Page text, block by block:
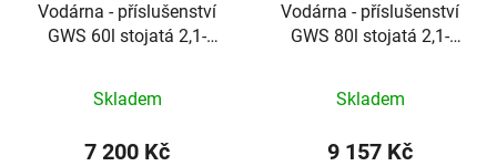
Vodárna - příslušenství
GWS 60l stojatá 2,1-
Skladem
7 200 Kč
Vodárna - příslušenství
GWS 80l stojatá 2,1-
Skladem
9 157 Kč